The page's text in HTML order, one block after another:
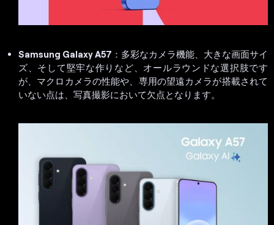
Samsung Galaxy A57 ：多彩なカメラ機能、大きな画面サイ
ズ、そして堅牢な作りなど、オールラウンドな選択肢です
が、マクロカメラの性能や、専用の望遠カメラが搭載されて
いない点は、写真撮影において欠点となります。